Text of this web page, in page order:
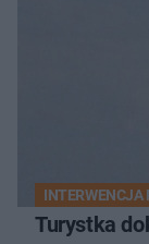
INTERWENCJA
Turystka